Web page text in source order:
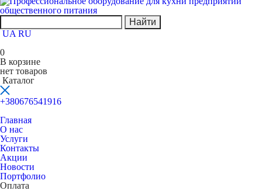
Найти
UA RU
0
В корзине
нет товаров
Каталог
+380676541916
Главная
О нас
Услуги
Контакты
Акции
Новости
Портфолио
Оплата